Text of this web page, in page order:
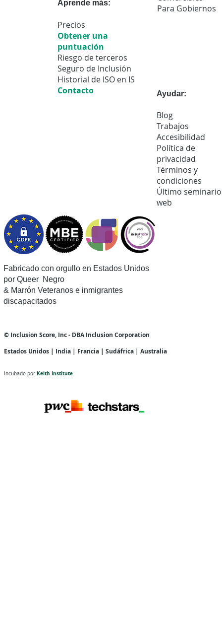
Aprende más:
Precios
Obtener una
puntuación
Riesgo de terceros
Seguro de Inclusión
Historial de ISO en IS
Contacto
Para Gobiernos
Ayudar:
Blog
Trabajos
Accesibilidad
Política de
privacidad
Términos y
condiciones
Último seminario
web
Fabricado con orgullo en Estados Unidos
por Queer Negro
& Marrón Veteranos e inmigrantes
discapacitados
© Inclusion Score, Inc - DBA Inclusion Corporation
Estados Unidos | India | Francia | Sudáfrica | Australia
Incubado por Keith Institute